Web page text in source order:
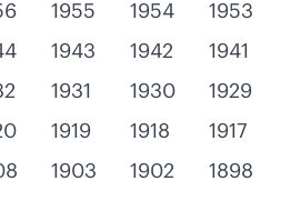
1955 1954 1953
1943 1942 1941
1931 1930 1929
1919 1918 1917
1903 1902 1898